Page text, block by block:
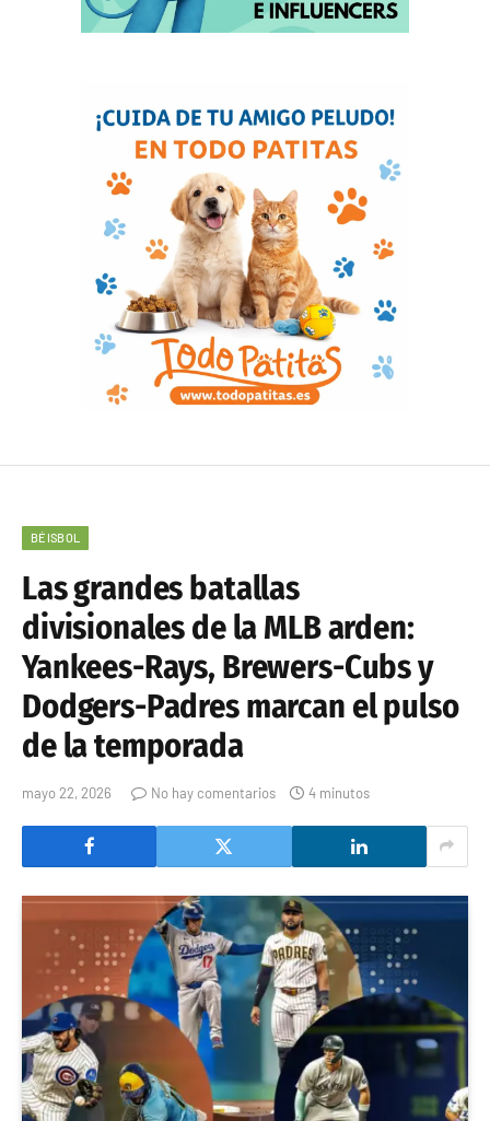
BÉISBOL
Las grandes batallas
divisionales de la MLB arden:
Yankees-Rays, Brewers-Cubs y
Dodgers-Padres marcan el pulso
de la temporada
mayo 22, 2026 No hay comentarios 4 minutos